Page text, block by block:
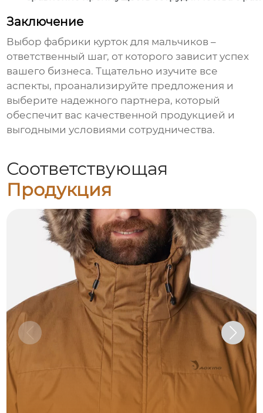
Заключение
Выбор фабрики курток для мальчиков –
ответственный шаг, от которого зависит успех
вашего бизнеса. Тщательно изучите все
аспекты, проанализируйте предложения и
выберите надежного партнера, который
обеспечит вас качественной продукцией и
выгодными условиями сотрудничества.
Соответствующая
Продукция